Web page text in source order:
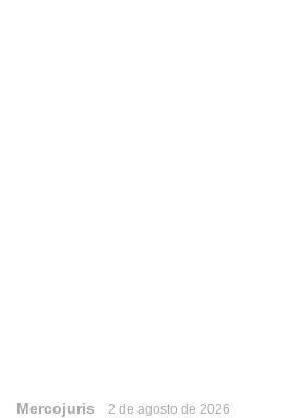
Mercojuris 2 de agosto de 2026